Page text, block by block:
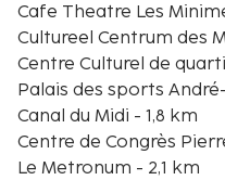
Cafe Theatre Les
Cultureel Centrum des
Centre Culturel de
Palais des sports
Canal du Midi - 1,8 km
Centre de Congrès
Le Metronum - 2,1 km